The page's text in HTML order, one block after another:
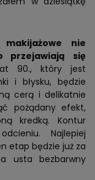
nie
przejawiają się
90., który jest
i błysku, będzie
cerą i delikatnie
pożądany efekt,
kredką. Kontur
Najlepiej
etap będzie już za
usta bezbarwny